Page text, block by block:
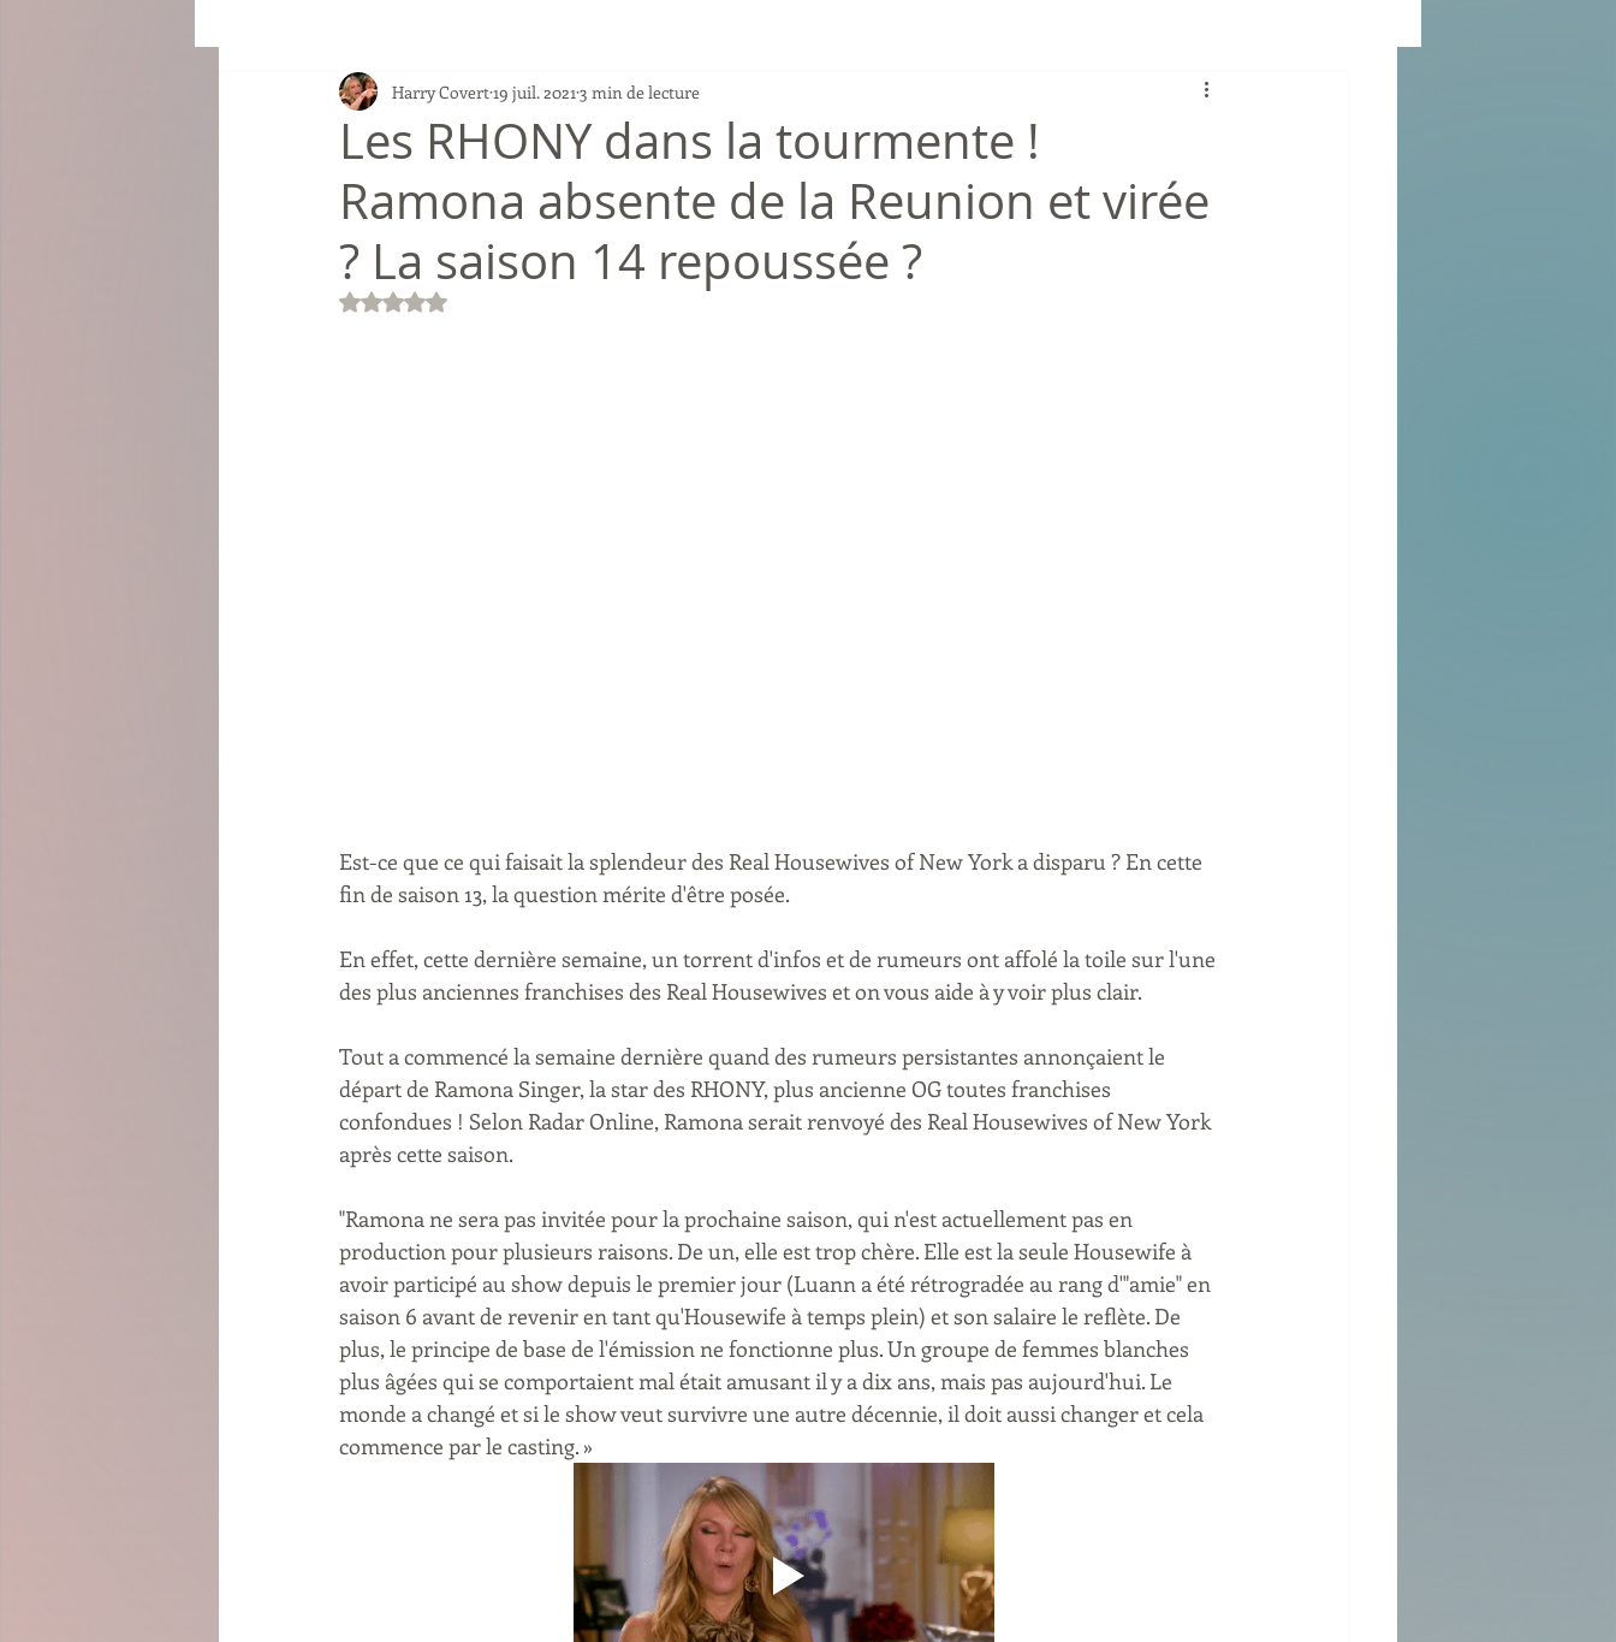
Les RHONY dans la tourmente !
Ramona absente de la Reunion et virée
? La saison 14 repoussée ?
Harry Covert19 juil. 2021 3 min de lecture
Noté NaN étoiles sur 5.
Est-ce que ce qui faisait la splendeur des Real Housewives of New York a disparu ? En cette
fin de saison 13, la question mérite d'être posée.
En effet, cette dernière semaine, un torrent d'infos et de rumeurs ont affolé la toile sur l'une
des plus anciennes franchises des Real Housewives et on vous aide à y voir plus clair.
Tout a commencé la semaine dernière quand des rumeurs persistantes annonçaient le
départ de Ramona Singer, la star des RHONY, plus ancienne OG toutes franchises
confondues ! Selon Radar Online, Ramona serait renvoyé des Real Housewives of New York
après cette saison.
"Ramona ne sera pas invitée pour la prochaine saison, qui n'est actuellement pas en
production pour plusieurs raisons. De un, elle est trop chère. Elle est la seule Housewife à
avoir participé au show depuis le premier jour (Luann a été rétrogradée au rang d'"amie" en
saison 6 avant de revenir en tant qu'Housewife à temps plein) et son salaire le reflète. De
plus, le principe de base de l'émission ne fonctionne plus. Un groupe de femmes blanches
plus âgées qui se comportaient mal était amusant il y a dix ans, mais pas aujourd'hui. Le
monde a changé et si le show veut survivre une autre décennie, il doit aussi changer et cela
commence par le casting. »